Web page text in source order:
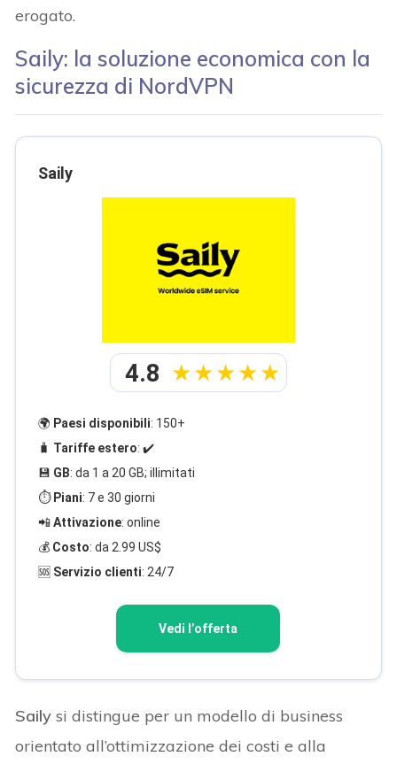
erogato.
Saily: la soluzione economica con la
sicurezza di NordVPN
Saily
4.8
🌍 Paesi disponibili: 150+
🧳 Tariffe estero: ✔️
💾 GB: da 1 a 20 GB; illimitati
⏱️ Piani: 7 e 30 giorni
📲Attivazione: online
💰 Costo: da 2.99 US$
🆘 Servizio clienti: 24/7
Vedi l’offerta
Saily si distingue per un modello di business
orientato all’ottimizzazione dei costi e alla